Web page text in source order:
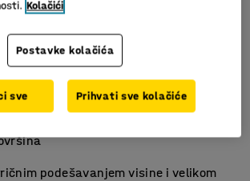
za tri visine
podešavanjem visine i velikom
Kolačići
Postavke kolačića
sve Prihvati sve kolačiće